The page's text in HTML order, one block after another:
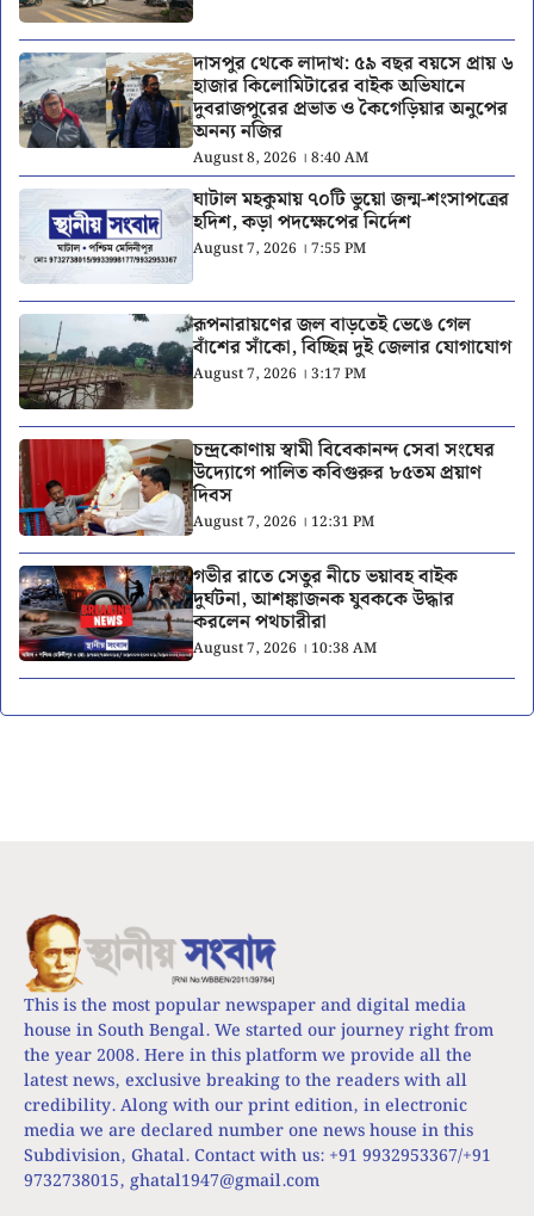
দাসপুর থেকে লাদাখ: ৫৯ বছর বয়সে প্রায় ৬
হাজার কিলোমিটারের বাইক অভিযানে
দুবরাজপুরের প্রভাত ও কৈগেড়িয়ার অনুপের
অনন্য নজির
August 8, 2026 । 8:40 AM
ঘাটাল মহকুমায় ৭০টি ভুয়ো জন্ম-শংসাপত্রের
হদিশ, কড়া পদক্ষেপের নির্দেশ
August 7, 2026 । 7:55 PM
রূপনারায়ণের জল বাড়তেই ভেঙে গেল
বাঁশের সাঁকো, বিচ্ছিন্ন দুই জেলার যোগাযোগ
August 7, 2026 । 3:17 PM
চন্দ্রকোণায় স্বামী বিবেকানন্দ সেবা সংঘের
উদ্যোগে পালিত কবিগুরুর ৮৫তম প্রয়াণ
দিবস
August 7, 2026 । 12:31 PM
গভীর রাতে সেতুর নীচে ভয়াবহ বাইক
দুর্ঘটনা, আশঙ্কাজনক যুবককে উদ্ধার
করলেন পথচারীরা
August 7, 2026 । 10:38 AM
This is the most popular newspaper and digital media
house in South Bengal. We started our journey right from
the year 2008. Here in this platform we provide all the
latest news, exclusive breaking to the readers with all
credibility. Along with our print edition, in electronic
media we are declared number one news house in this
Subdivision, Ghatal. Contact with us: +91 9932953367/+91
9732738015, ghatal1947@gmail.com